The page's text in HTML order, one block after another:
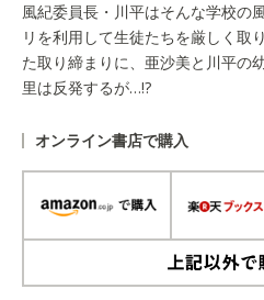
風紀委員長・川平はそんな学校の
リを利用して生徒たちを厳しく取
た取り締まりに、亜沙美と川平の
里は反発するが…!?
オンライン書店で購入